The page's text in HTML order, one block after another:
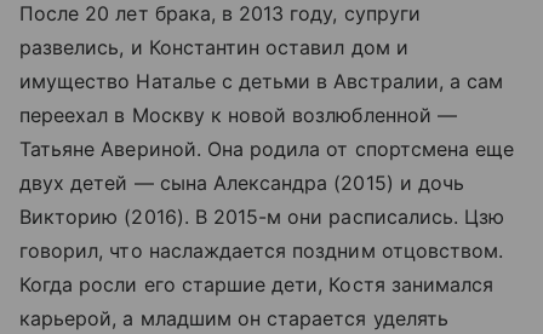
После 20 лет брака, в 2013 году, супруги
развелись, и Константин оставил дом и
имущество Наталье с детьми в Австралии, а сам
переехал в Москву к новой возлюбленной —
Татьяне Авериной. Она родила от спортсмена еще
двух детей — сына Александра (2015) и дочь
Викторию (2016). В 2015-м они расписались. Цзю
говорил, что наслаждается поздним отцовством.
Когда росли его старшие дети, Костя занимался
карьерой, а младшим он старается уделять